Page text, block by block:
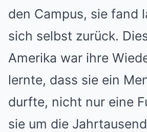
den Campus, sie fand
sich selbst zurück.
Amerika war ihre
lernte, dass sie ein
durfte, nicht nur eine
sie um die